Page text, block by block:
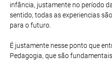
infância, justamente no período
sentido, todas as experiencias
para o futuro.
É justamente nesse ponto que
Pedagogia, que são